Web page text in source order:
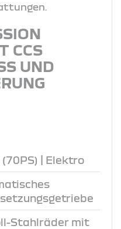
CCS
UND
| Elektro
Stahlräder mit